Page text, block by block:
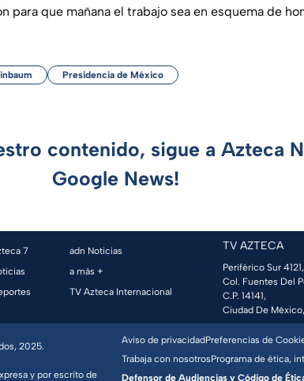
para que mañana el trabajo sea en esquema de
Presidencia de México
contenido, sigue a Azteca
Google News!
7
adn Noticias
a más +
TV Azteca Internacional
TV AZTECA
Periférico Sur 4121,
Col. Fuentes Del
C.P. 14141,
Ciudad De
2025.
y por escrito de
Aviso de privacidadPreferencias de
Trabaja con nosotrosPrograma de ética,
Defensor de Audiencias y Código de